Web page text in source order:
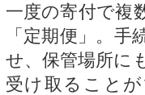
一度の寄付で複
「定期便」。
せ、保管場所に
受け取ること